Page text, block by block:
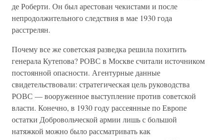
де Роберти. Он был арестован чекистами и после
непродолжительного следствия в мае 1930 года
расстрелян.
Почему все же советская разведка решила похитить
генерала Кутепова? РОВС в Москве считали источником
постоянной опасности. Агентурные данные
свидетельствовали: стратегическая цель руководства
РОВС — вооруженное выступление против советской
власти. Конечно, в 1930 году рассеянные по Европе
остатки Добровольческой армии лишь с большой
натяжкой можно было рассматривать как